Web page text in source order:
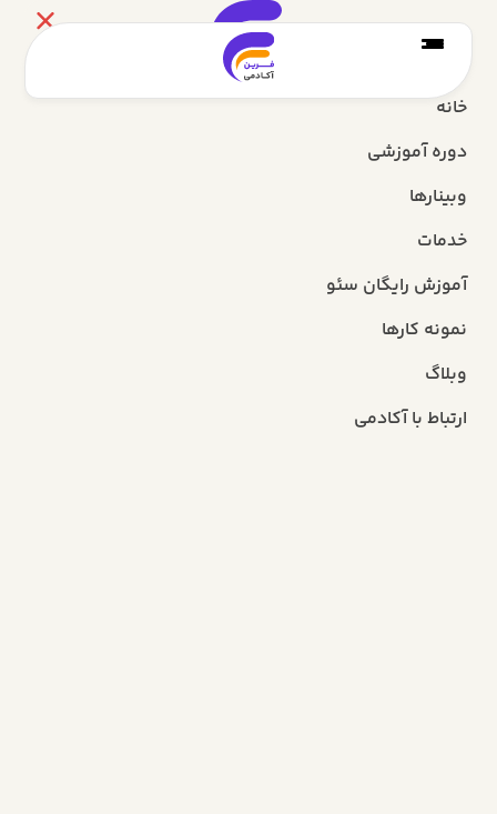
خانه
دوره آموزشی
وبینارها
خدمات
آموزش رایگان سئو
نمونه کارها
وبلاگ
ارتباط با آکادمی